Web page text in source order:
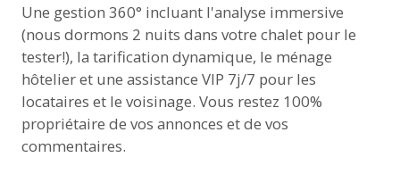
Une gestion 360° incluant l'analyse immersive
(nous dormons 2 nuits dans votre chalet pour le
tester!), la tarification dynamique, le ménage
hôtelier et une assistance VIP 7j/7 pour les
locataires et le voisinage. Vous restez 100%
propriétaire de vos annonces et de vos
commentaires.